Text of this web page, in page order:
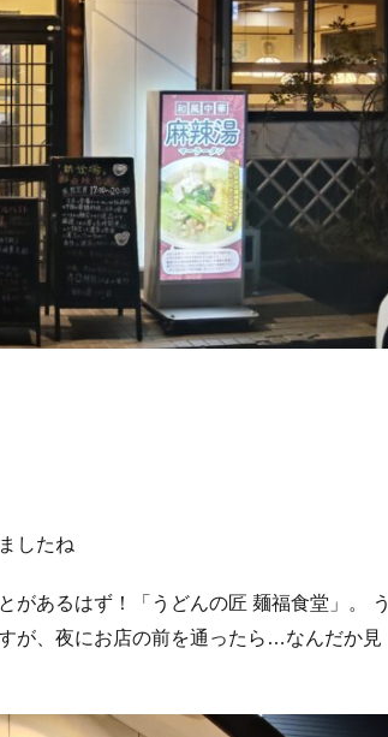
したね
があるはず！「うどんの匠 麺福食堂」。 う
が、夜にお店の前を通ったら…なんだか見